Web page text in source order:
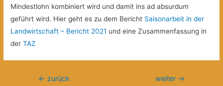
Mindestlohn kombiniert wird und damit ins ad absurdum
geführt wird. Hier geht es zu dem Bericht Saisonarbeit in der
Landwirtschaft – Bericht 2021 und eine Zusammenfassung in
derTAZ
Beitragsnavigation
← zurück weiter →